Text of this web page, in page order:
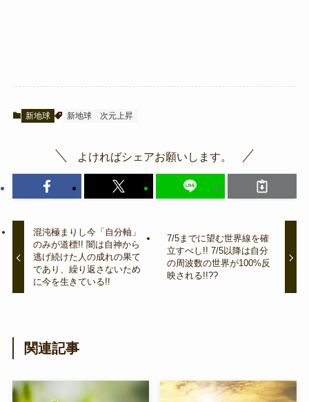
新地球 新地球 次元上昇
よければシェアお願いします。
混沌極まりし今「自分軸」
のみが道標!! 闇は自神から
逃げ続けた人の成れの果て
であり、繰り返さないため
に今を生きている!!
7/5までに望む世界線を確
立すべし!! 7/5以降は自分
の周波数の世界が100%反
映される!!??
関連記事